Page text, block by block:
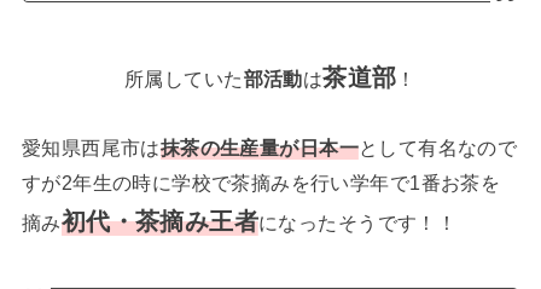
所属していた部活動は茶道部 ！
愛知県西尾市は抹茶の生産量が日本一として有名なので
すが2年生の時に学校で茶摘みを行い学年で1番お茶を
摘み初代・茶摘み王者になったそうです！！